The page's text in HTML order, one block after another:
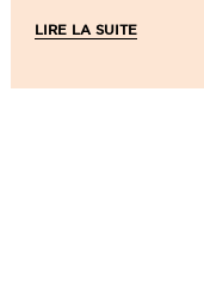
LIRE LA SUITE